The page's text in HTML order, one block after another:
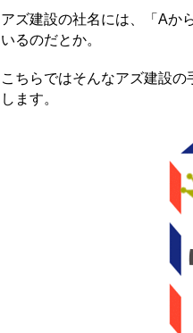
アズ建設の社名には、「Aか
いるのだとか。
こちらではそんなアズ建設
します。